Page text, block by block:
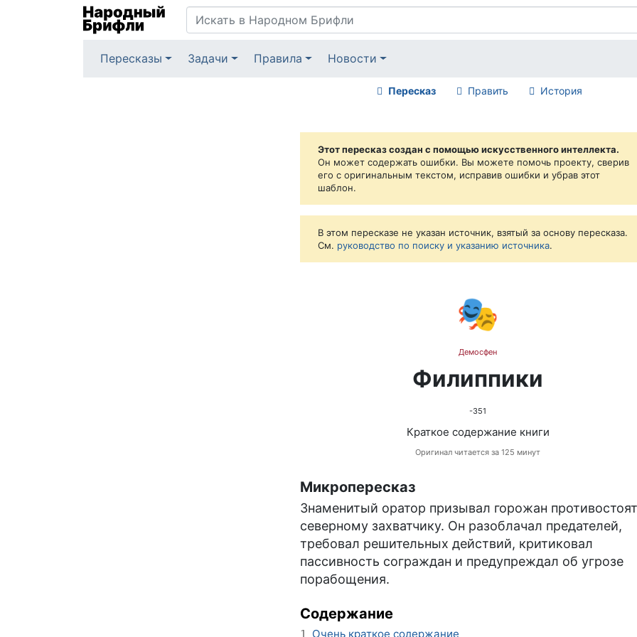
Пересказы Задачи Правила Новости
Пересказ Править История
Этот пересказ создан с помощью искусственного интеллекта.
Он может содержать ошибки. Вы можете помочь проекту, сверив
его с оригинальным текстом, исправив ошибки и убрав этот
шаблон.
В этом пересказе не указан источник, взятый за основу пересказа.
См. руководство по поиску и указанию источника.
🎭
Демосфен
Филиппики
-351
Краткое содержание книги
Оригинал читается за 125 минут
Микропересказ
Знаменитый оратор призывал горожан
северному захватчику. Он разоблачал предателей,
требовал решительных действий, критиковал
пассивность сограждан и предупреждал об угрозе
порабощения.
Содержание
1 Очень краткое содержание